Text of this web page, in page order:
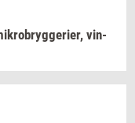
vin­